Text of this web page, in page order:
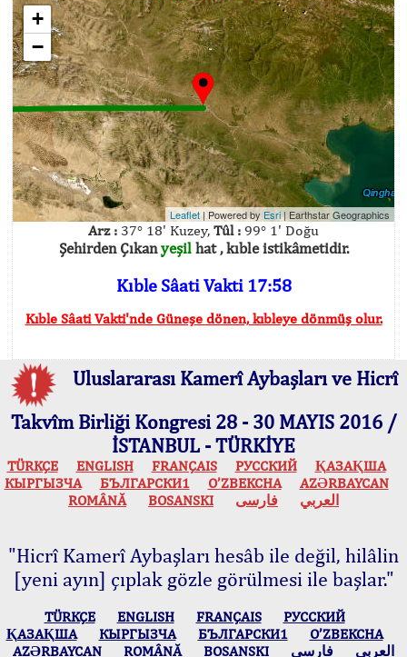
+
−
Leaflet| Powered by Esri| Earthstar Geographics
Arz : 37° 18' Kuzey, Tûl : 99° 1' Doğu
Şehirden Çıkanyeşilhat , kıble istikâmetidir.
Kıble Sâati Vakti 17:58
Kıble Sâati Vakti'nde Güneşe dönen, kıbleye dönmüş olur.
Uluslararası Kamerî Aybaşları ve Hicrî
Takvîm Birliği Kongresi 28 - 30 MAYIS 2016 /
İSTANBUL - TÜRKİYE
TÜRKÇE ENGLISH FRANÇAIS РУССКИЙ
ҚАЗАҚША
КЫPГЫЗЧA
БЪЛГАРСКИ1 O’ZBEKCHA
AZӘRBAYCAN
ROMÂNĂ
BOSANSKI العربي فارسی
"Hicrî Kamerî Aybaşları hesâb ile değil, hilâlin
[yeni ayın] çıplak gözle görülmesi ile başlar."
TÜRKÇE ENGLISH FRANÇAIS
РУССКИЙ
ҚАЗАҚША
КЫPГЫЗЧA БЪЛГАРСКИ1
O’ZBEKCHA
AZӘRBAYCAN
ROMÂNĂ BOSANSKI العربي فارسی